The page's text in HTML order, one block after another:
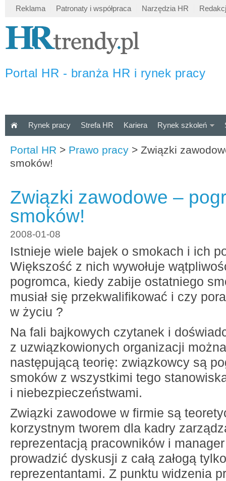
Reklama Patronaty i współpraca Narzędzia HR
Portal HR - branża HR i rynek pracy
Rynek pracy Strefa HR Kariera Rynek szkoleń
Portal HR > Prawo pracy > Związki
smoków!
Związki zawodowe –
smoków!
2008-01-08
Istnieje wiele bajek o smokach i ich
Większość z nich wywołuje
pogromca, kiedy zabije ostatniego
musiał się przekwalifikować i czy
w życiu ?
Na fali bajkowych czytanek i
z uzwiązkowionych organizacji
następującą teorię: związkowcy są
smoków z wszystkimi tego
i niebezpieczeństwami.
Związki zawodowe w firmie są
korzystnym tworem dla kadry
reprezentacją pracowników i
prowadzić dyskusji z całą załogą
reprezentantami. Z punktu widzenia